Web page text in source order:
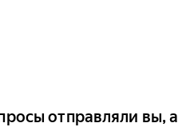
отправляли вы, а